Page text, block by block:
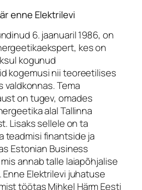
enne Elektrilevi
6. jaanuaril 1986, on
kes on
kogunud
kogemusi nii teoreetilises
valdkonnas. Tema
on tugev, omades
alal Tallinna
Lisaks sellele on ta
teadmisi finantside ja
Estonian Business
annab talle laiapõhjalise
Elektrilevi juhatuse
töötas Mihkel Härm Eesti